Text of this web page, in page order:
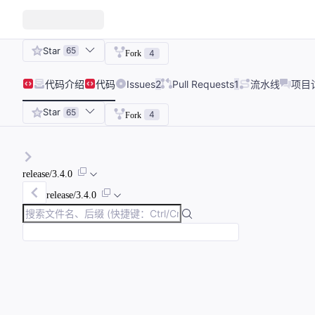
Star 65 Fork 4
代码介绍 代码 Issues2 Pull Requests1 流水线 项目
Star 65 Fork 4
release/3.4.0
release/3.4.0